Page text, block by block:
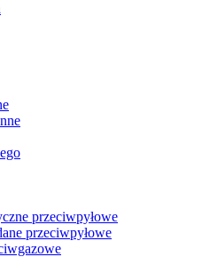
przeciwpyłowe
przeciwpyłowe